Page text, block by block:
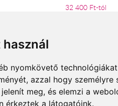
nyomkövető
azzal hogy
meg, és elemzi a
érkeztek a látogatóink.
32 400 Ft-tól